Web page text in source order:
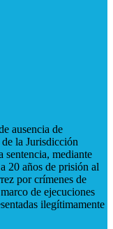
ausencia de
la Jurisdicción
sentencia, mediante
20 años de prisión al
por crímenes de
de ejecuciones
ilegítimamente